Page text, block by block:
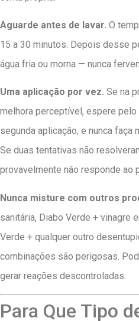
Aguarde antes de lavar. O
15 a 30 minutos. Depois desse
água fria ou morna — nunca
Uma aplicação por vez. Se na
melhora perceptível, espere
segunda aplicação, e nunca faça
Se duas tentativas não
provavelmente não responde ao
Nunca misture com outros
sanitária, Diabo Verde + vinagre
Verde + qualquer outro
combinações são perigosas.
gerar reações descontroladas.
Para Que Tipo